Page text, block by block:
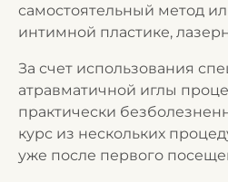
самостоятельный метод
интимной пластике,
За счет использования
атравматичной иглы
практически
курс из нескольких
уже после первого